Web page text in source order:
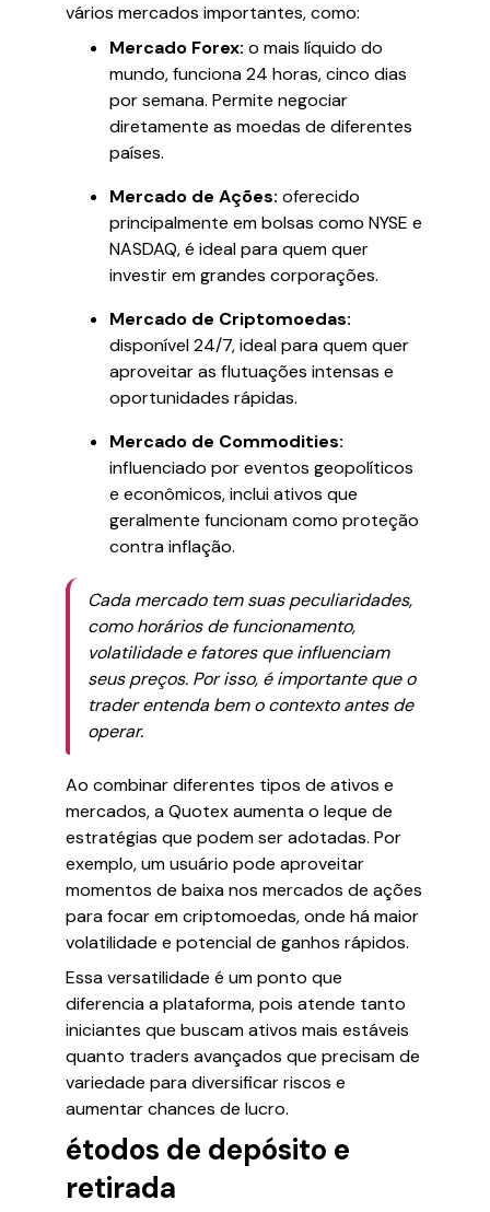
vários mercados importantes, como:
Mercado Forex: o mais líquido do
mundo, funciona 24 horas, cinco dias
por semana. Permite negociar
diretamente as moedas de diferentes
países.
Mercado de Ações: oferecido
principalmente em bolsas como NYSE e
NASDAQ, é ideal para quem quer
investir em grandes corporações.
Mercado de Criptomoedas:
disponível 24/7, ideal para quem quer
aproveitar as flutuações intensas e
oportunidades rápidas.
Mercado de Commodities:
influenciado por eventos geopolíticos
e econômicos, inclui ativos que
geralmente funcionam como proteção
contra inflação.
Cada mercado tem suas peculiaridades,
como horários de funcionamento,
volatilidade e fatores que influenciam
seus preços. Por isso, é importante que o
trader entenda bem o contexto antes de
operar.
Ao combinar diferentes tipos de ativos e
mercados, a Quotex aumenta o leque de
estratégias que podem ser adotadas. Por
exemplo, um usuário pode aproveitar
momentos de baixa nos mercados de ações
para focar em criptomoedas, onde há maior
volatilidade e potencial de ganhos rápidos.
Essa versatilidade é um ponto que
diferencia a plataforma, pois atende tanto
iniciantes que buscam ativos mais estáveis
quanto traders avançados que precisam de
variedade para diversificar riscos e
aumentar chances de lucro.
étodos de depósito e
retirada